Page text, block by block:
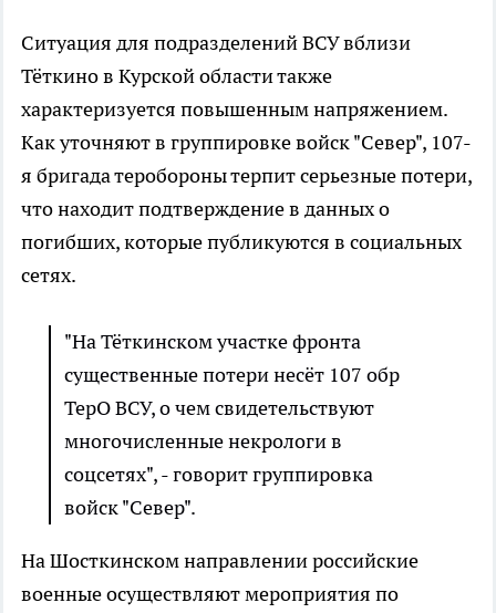
Ситуация для подразделений ВСУ вблизи
Тёткино в Курской области также
характеризуется повышенным напряжением.
Как уточняют в группировке войск "Север", 107-
я бригада теробороны терпит серьезные потери,
что находит подтверждение в данных о
погибших, которые публикуются в социальных
сетях.
"На Тёткинском участке фронта
существенные потери несёт 107 обр
ТерО ВСУ, о чем свидетельствуют
многочисленные некрологи в
соцсетях", - говорит группировка
войск "Север".
На Шосткинском направлении российские
военные осуществляют мероприятия по